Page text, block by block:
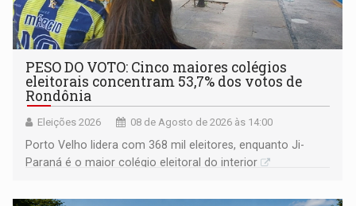
PESO DO VOTO: Cinco maiores colégios
eleitorais concentram 53,7% dos votos de
Rondônia
Eleições 2026 08 de Agosto de 2026 às 14:00
Porto Velho lidera com 368 mil eleitores, enquanto Ji-
Paraná é o maior colégio eleitoral do interior